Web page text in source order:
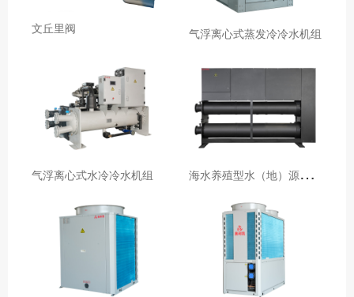
文丘里阀 气浮离心式蒸发冷冷水机组
气浮离心式水冷冷水机组 海
水养殖型水（地）源热泵机组